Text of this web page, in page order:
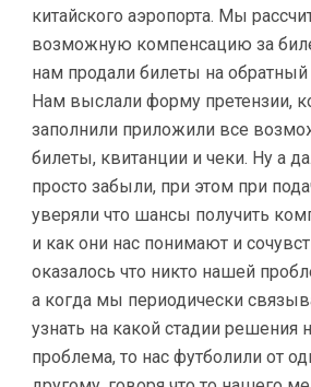
китайского аэропорта. Мы
возможную компенсацию за
нам продали билеты на
Нам выслали форму претензии,
заполнили приложили все
билеты, квитанции и чеки. Ну а
просто забыли, при этом при
уверяли что шансы получить
и как они нас понимают и
оказалось что никто нашей
а когда мы периодически
узнать на какой стадии решения
проблема, то нас футболили от